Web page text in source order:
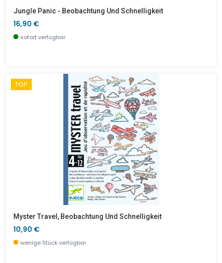
Jungle Panic - Beobachtung Und Schnelligkeit
16,90 €
sofort verfügbar
TOP
Myster Travel, Beobachtung Und Schnelligkeit
10,90 €
wenige Stück verfügbar